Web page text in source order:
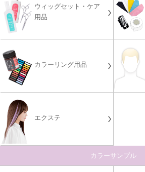
ウィッグセット・ケア
用品
カラーリング用品
エクステ
カラーサンプル